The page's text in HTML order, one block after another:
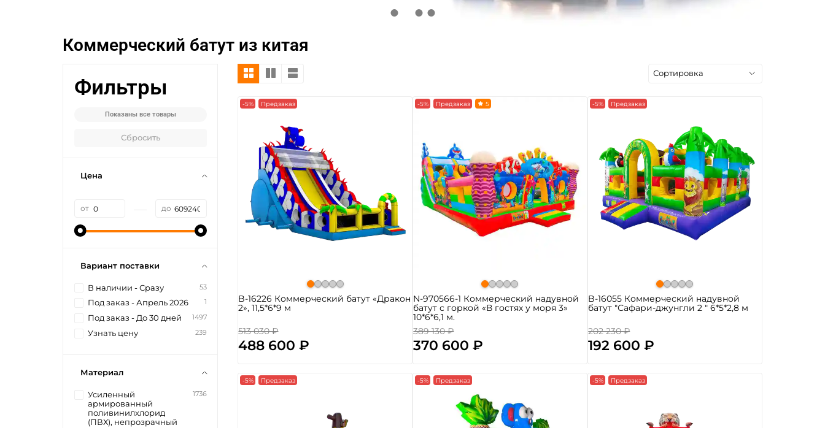
Коммерческий батут из китая
-5% Предзаказ
B-16226 Коммерческий батут «Дракон
2», 11,5*6*9 м
513 030 ₽
488 600 ₽
-5% Предзаказ 5
N-970566-1 Коммерческий надувной
батут с горкой «В гостях у моря 3»
10*6*6,1 м.
389 130 ₽
370 600 ₽
-5% Предзаказ
B-16055 Коммерческий надувной
батут "Сафари-джунгли 2 " 6*5*2,8 м
202 230 ₽
192 600 ₽
-5% Предзаказ -5% Предзаказ -5% Предзаказ
Фильтры
Показаны все товары
Сбросить
Цена
от до
Вариант поставки
В наличии - Сразу 53
Под заказ - Апрель 2026 1
Под заказ - До 30 дней 1497
Узнать цену 239
Материал
Усиленный
армированный
поливинилхлорид
(ПВХ), непрозрачный
1736